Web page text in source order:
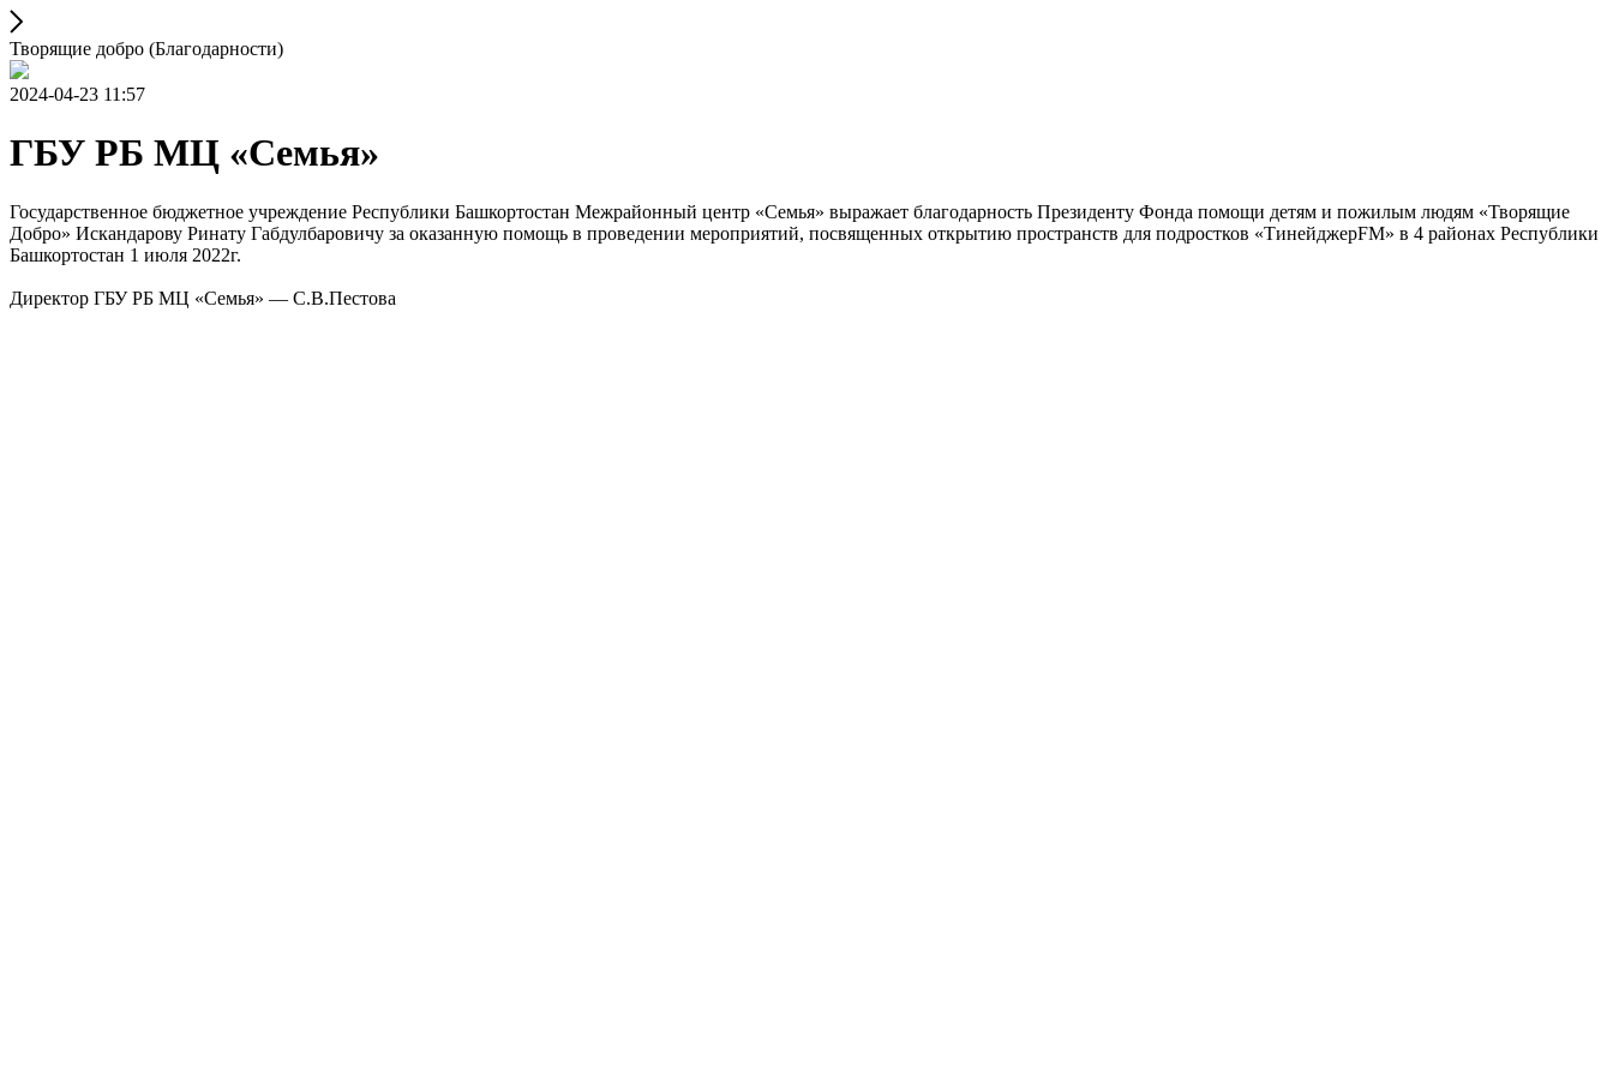
Творящие добро (Благодарности)
2024-04-23 11:57
ГБУ РБ МЦ «Семья»
Государственное бюджетное учреждение Республики Башкортостан Межрайонный центр «Семья» выражает благодарность Президенту Фонда помощи детям и пожилым людям «Творящие
Добро» Искандарову Ринату Габдулбаровичу за оказанную помощь в проведении мероприятий, посвященных открытию пространств для подростков «ТинейджерFM» в 4 районах Республики
Башкортостан 1 июля 2022г.
Директор ГБУ РБ МЦ «Семья» — С.В.Пестова